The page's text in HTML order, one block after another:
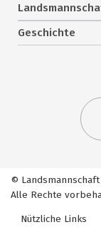
Geschichte
©
Alle Rechte
Nützliche Links